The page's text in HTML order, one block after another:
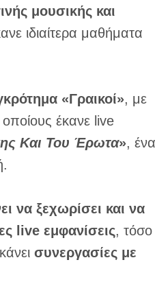
μουσικής και
ιδιαίτερα μαθήματα
«Γραικοί», με
έκανε live
Και Του Έρωτα»,
να ξεχωρίσει και να
live εμφανίσεις, τόσο
συνεργασίες με